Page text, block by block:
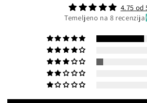
4.75 od
Temeljeno na 8 recenzija